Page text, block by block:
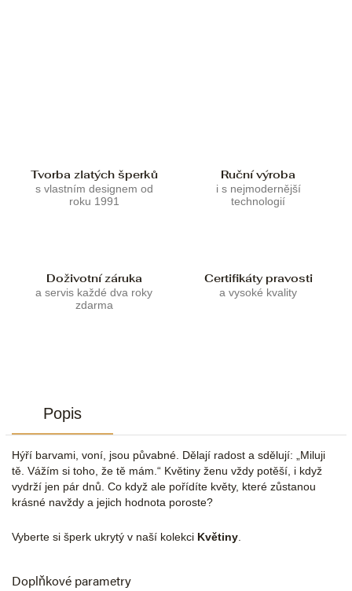
Tvorba zlatých šperků
s vlastním designem od
roku 1991
Ruční výroba
i s nejmodernější
technologií
Doživotní záruka
a servis každé dva roky
zdarma
Certifikáty pravosti
a vysoké kvality
Popis
Hýří barvami, voní, jsou půvabné. Dělají radost a sdělují: „Miluji
tě. Vážím si toho, že tě mám.“ Květiny ženu vždy potěší, i když
vydrží jen pár dnů. Co když ale pořídíte květy, které zůstanou
krásné navždy a jejich hodnota poroste?
Vyberte si šperk ukrytý v naší kolekci Květiny
Doplňkové parametry